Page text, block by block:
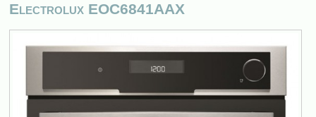
Electrolux EOC6841AAX